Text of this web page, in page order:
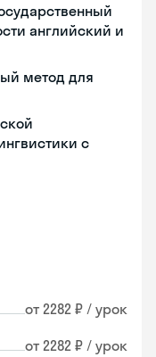
английский и
метод для
с
от 2282 ₽ / урок
от 2282 ₽ / урок